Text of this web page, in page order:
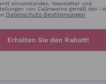
einverstanden, Newsletter und
von Callmewine gemäß den -
Datenschutz-Bestimmungen
Erhalten Sie den Rabatt!